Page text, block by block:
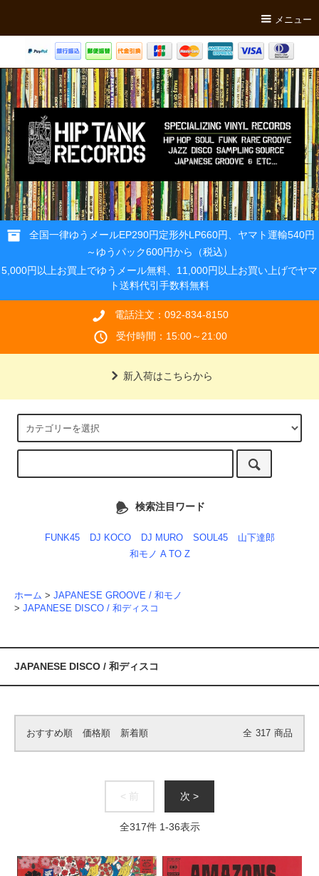
メニュー
全国一律ゆうメールEP290円定形外LP660円、ヤマト運輸540円
～ゆうパック600円から（税込）
5,000円以上お買上でゆうメール無料、11,000円以上お買い上げでヤマ
ト送料代引手数料無料
電話注文：092-834-8150
受付時間：15:00～21:00
新入荷はこちらから
検索注目ワード
FUNK45 DJ KOCO DJ MURO SOUL45
山下達郎
和モノ A TO Z
ホーム > JAPANESE GROOVE / 和モノ
> JAPANESE DISCO / 和ディスコ
JAPANESE DISCO / 和ディスコ
おすすめ順 価格順 新着順 全 317 商品
< 前 次 >
全317件 1-36表示